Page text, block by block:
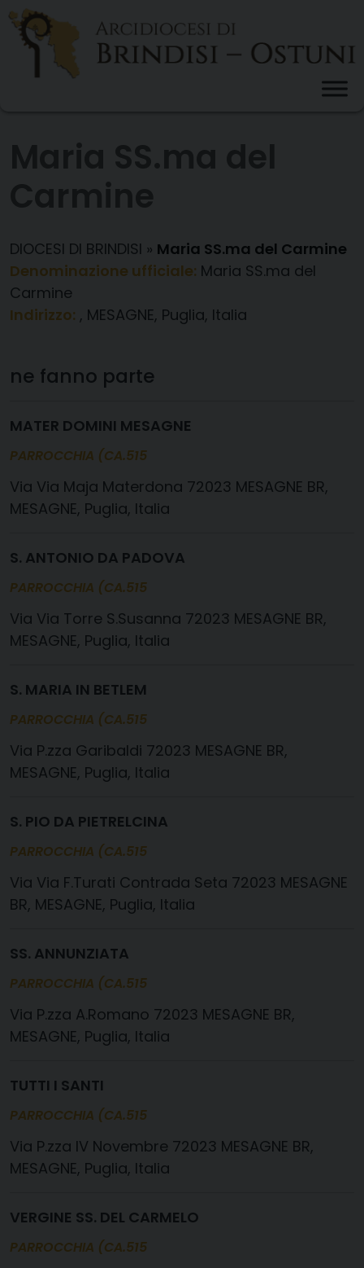
Skip
content
DIOCESI DI BRINDISI » Maria SS.ma del Carmine
Denominazione ufficiale: Maria SS.ma del
Carmine
Indirizzo: , MESAGNE, Puglia, Italia
ne fanno parte
MATER DOMINI MESAGNE
PARROCCHIA (CA.515
Via Maja Materdona 72023 MESAGNE BR,
MESAGNE, Puglia, Italia
S. ANTONIO DA PADOVA
PARROCCHIA (CA.515
Via Torre S.Susanna 72023 MESAGNE BR,
MESAGNE, Puglia, Italia
S. MARIA IN BETLEM
PARROCCHIA (CA.515
P.zza Garibaldi 72023 MESAGNE BR,
MESAGNE, Puglia, Italia
S. PIO DA PIETRELCINA
PARROCCHIA (CA.515
Via F.Turati Contrada Seta 72023 MESAGNE
BR, MESAGNE, Puglia, Italia
SS. ANNUNZIATA
PARROCCHIA (CA.515
P.zza A.Romano 72023 MESAGNE BR,
MESAGNE, Puglia, Italia
TUTTI I SANTI
PARROCCHIA (CA.515
P.zza IV Novembre 72023 MESAGNE BR,
MESAGNE, Puglia, Italia
VERGINE SS. DEL CARMELO
PARROCCHIA (CA.515